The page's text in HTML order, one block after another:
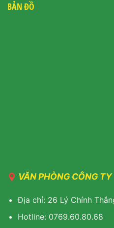
BẢN ĐỒ
VĂN PHÒNG CÔNG TY
Địa chỉ: 26 Lý Chính
Hotline: 0769.60.80.68